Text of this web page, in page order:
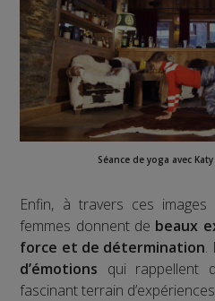
Séance de yoga avec
Enfin, à travers ces
femmes donnent de beaux
force et de détermination.
d’émotions qui rappellent
fascinant terrain